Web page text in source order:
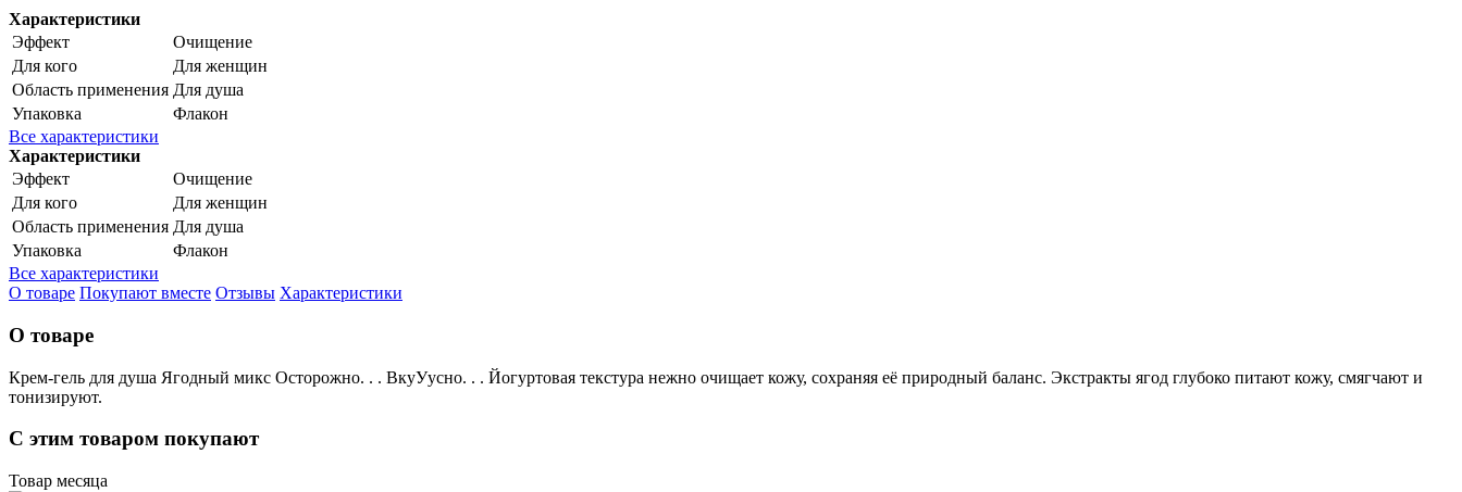
Характеристики
Эффект
Очищение
Для кого
Для женщин
Область применения Для душа
Упаковка
Флакон
Все характеристики
Характеристики
Эффект
Очищение
Для кого
Для женщин
Область применения Для душа
Упаковка
Флакон
Все характеристики
О товаре Покупают вместе Отзывы Характеристики
О товаре
Крем-гель для душа Ягодный микс Осторожно. . . ВкуУусно. . . Йогуртовая текстура нежно очищает кожу, сохраняя её природный баланс. Экстракты ягод глубоко питают кожу, смягчают и
тонизируют.
С этим товаром покупают
Товар месяца